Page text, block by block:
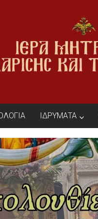
ΙΔΡΥΜΑΤΑ